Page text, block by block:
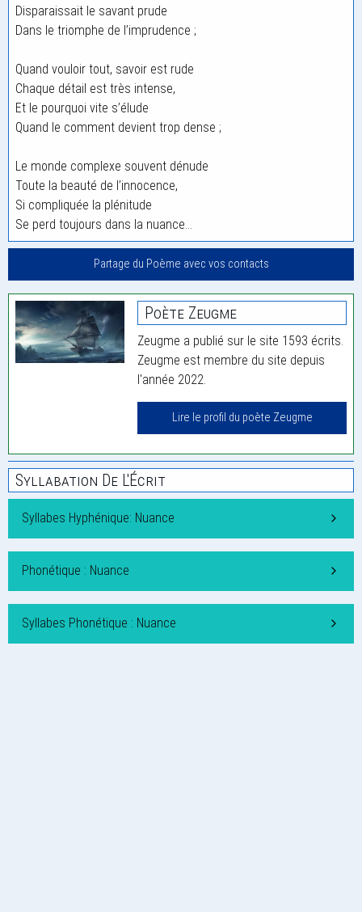
Disparaissait le savant prude
Dans le triomphe de l’imprudence ;
Quand vouloir tout, savoir est rude
Chaque détail est très intense,
Et le pourquoi vite s’élude
Quand le comment devient trop dense ;
Le monde complexe souvent dénude
Toute la beauté de l’innocence,
Si compliquée la plénitude
Se perd toujours dans la nuance…
Partage du Poème avec vos contacts
Poète Zeugme
Zeugme a publié sur le site 1593 écrits.
Zeugme est membre du site depuis
l'année 2022.
Lire le profil du poète Zeugme
Syllabation De L'Écrit
Syllabes Hyphénique: Nuance
Phonétique : Nuance
Syllabes Phonétique : Nuance